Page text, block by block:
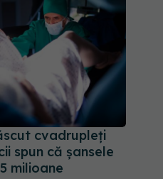
cvadrupleți
spun că șansele
milioane